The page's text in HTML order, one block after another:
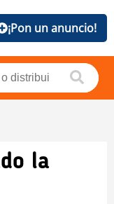
¡Pon un anuncio!
la